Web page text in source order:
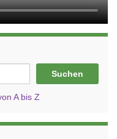
Suchen
A bis Z